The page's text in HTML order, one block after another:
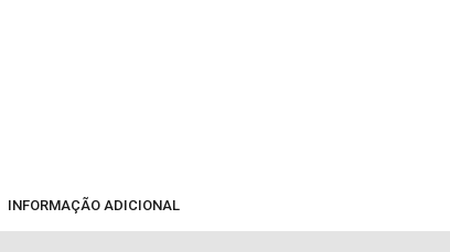
INFORMAÇÃO ADICIONAL